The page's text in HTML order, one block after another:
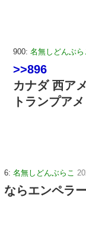
900: 名無しどんぶら
>>896
カナダ 西ア
トランプア
6: 名無しどんぶらこ
ならエンペラ